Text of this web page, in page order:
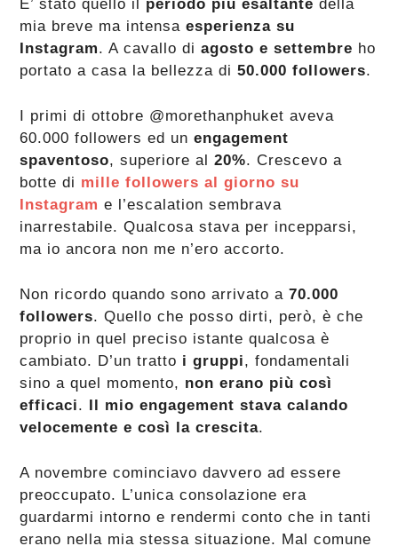
E’ stato quello il periodo più esaltante della
mia breve ma intensaesperienza su
Instagram. A cavallo diagosto e settembre ho
portato a casa la bellezza di50.000 followers.
I primi di ottobre @morethanphuket aveva
60.000 followers ed unengagement
spaventoso, superiore al20%. Crescevo a
botte di mille followers al giorno su
Instagram e l’escalation sembrava
inarrestabile. Qualcosa stava per incepparsi,
ma io ancora non me n’ero accorto.
Non ricordo quando sono arrivato a70.000
followers. Quello che posso dirti, però, è che
proprio in quel preciso istante qualcosa è
cambiato. D’un tratto i gruppi, fondamentali
sino a quel momento, non erano più così
efficaci.
Il mio engagement stava calando
velocemente e così la crescita.
A novembre cominciavo davvero ad essere
preoccupato. L’unica consolazione era
guardarmi intorno e rendermi conto che in tanti
erano nella mia stessa situazione. Mal comune